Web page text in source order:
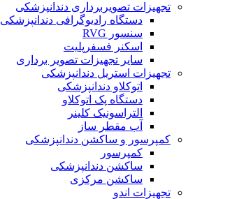
تجهیزات تصویربرداری دندانپزشکی
دستگاه رادیوگرافی دندانپزشکی
سنسور RVG
اسکنر فسفرپلیت
سایر تجهیزات تصویر برداری
تجهیزات استریل دندانپزشکی
اتوکلاو دندانپزشکی
دستگاه پک اتوکلاو
التراسونیک کلینر
آب مقطر ساز
کمپرسور و ساکشن دندانپزشکی
کمپرسور
ساکشن دندانپزشکی
ساکشن مرکزی
تجهیزات اندو